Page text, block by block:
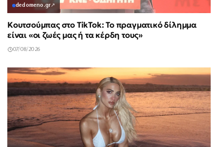
dedomeno.gr↗
Κουτσούμπας στο TikTok: Το πραγματικό δίλημμα
είναι «οι ζωές μας ή τα κέρδη τους»
07/08/2026